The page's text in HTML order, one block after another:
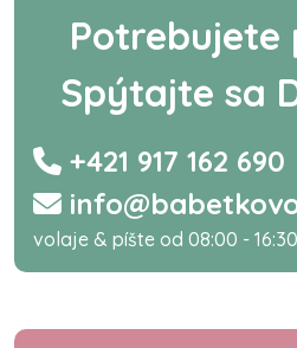
Potrebujete
Spýtajte sa
+421 917 162 690
volaje & píšte od 08:00 - 16:30